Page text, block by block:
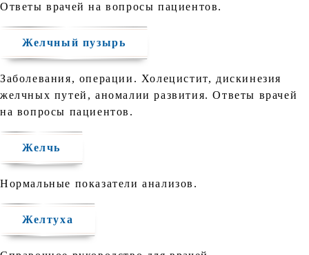
Ответы врачей на вопросы пациентов.
Желчный пузырь
Заболевания, операции. Холецистит, дискинезия
желчных путей, аномалии развития. Ответы врачей
на вопросы пациентов.
Желчь
Нормальные показатели анализов.
Желтуха